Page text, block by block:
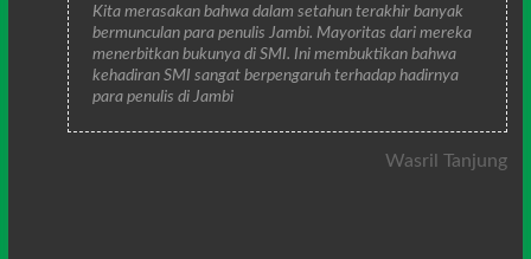
Kita merasakan bahwa dalam setahun terakhir banyak
bermunculan para penulis Jambi. Mayoritas dari mereka
menerbitkan bukunya di SMI. Ini membuktikan bahwa
kehadiran SMI sangat berpengaruh terhadap hadirnya
para penulis di Jambi
Wasril Tanjung